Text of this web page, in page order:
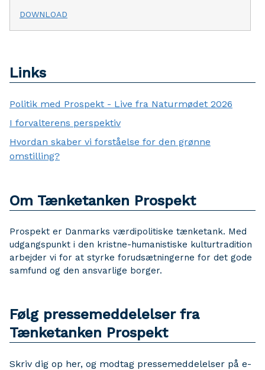
DOWNLOAD
Links
Politik med Prospekt - Live fra Naturmødet 2026
I forvalterens perspektiv
Hvordan skaber vi forståelse for den grønne
omstilling?
Om Tænketanken Prospekt
Prospekt er Danmarks værdipolitiske tænketank. Med
udgangspunkt i den kristne-humanistiske kulturtradition
arbejder vi for at styrke forudsætningerne for det gode
samfund og den ansvarlige borger.
Følg pressemeddelelser fra
Tænketanken Prospekt
Skriv dig op her, og modtag pressemeddelelser på e-